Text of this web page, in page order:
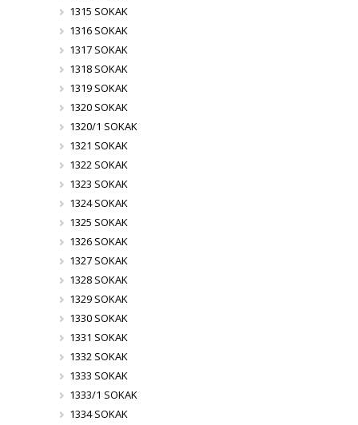
1315 SOKAK
1316 SOKAK
1317 SOKAK
1318 SOKAK
1319 SOKAK
1320 SOKAK
1320/1 SOKAK
1321 SOKAK
1322 SOKAK
1323 SOKAK
1324 SOKAK
1325 SOKAK
1326 SOKAK
1327 SOKAK
1328 SOKAK
1329 SOKAK
1330 SOKAK
1331 SOKAK
1332 SOKAK
1333 SOKAK
1333/1 SOKAK
1334 SOKAK